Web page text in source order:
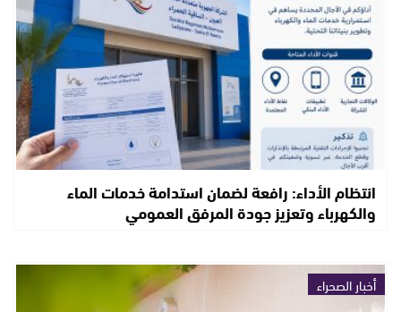
انتظام الأداء: رافعة لضمان استدامة خدمات الماء
والكهرباء وتعزيز جودة المرفق العمومي
أخبار الصحراء